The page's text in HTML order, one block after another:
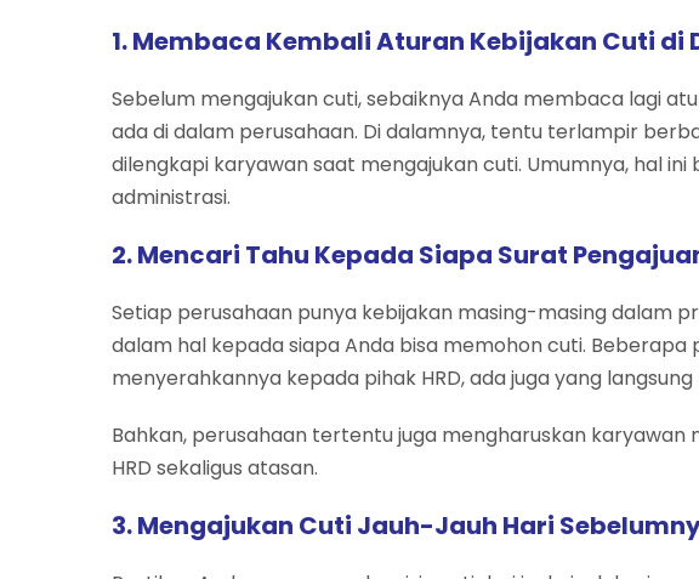
1. Membaca Kembali Aturan Kebijakan Cuti di
Sebelum mengajukan cuti, sebaiknya Anda membaca lagi
ada di dalam perusahaan. Di dalamnya, tentu terlampir
dilengkapi karyawan saat mengajukan cuti. Umumnya, hal
administrasi.
2. Mencari Tahu Kepada Siapa Surat
Setiap perusahaan punya kebijakan masing-masing dalam
dalam hal kepada siapa Anda bisa memohon cuti. Beberapa
menyerahkannya kepada pihak HRD, ada juga yang langsung
Bahkan, perusahaan tertentu juga mengharuskan
HRD sekaligus atasan.
3. Mengajukan Cuti Jauh-Jauh Hari